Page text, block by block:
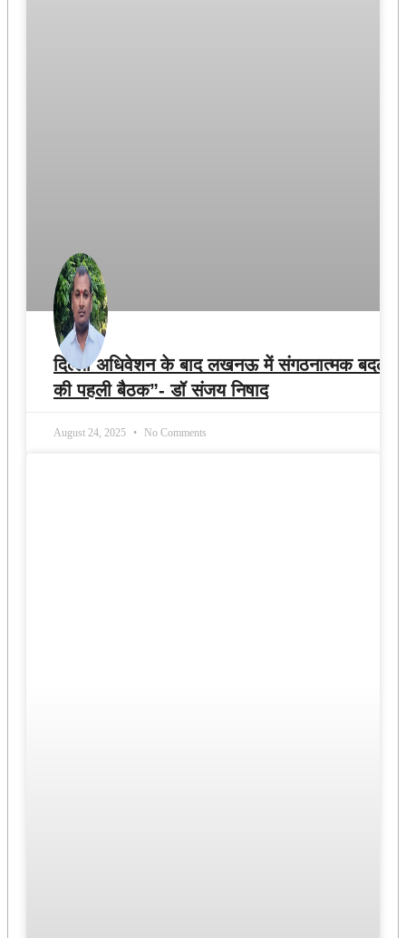
दिल्ली अधिवेशन के बाद लखनऊ में संगठनात्मक बदलाव
की पहली बैठक”- डॉ संजय निषाद
August 24, 2025 No Comments